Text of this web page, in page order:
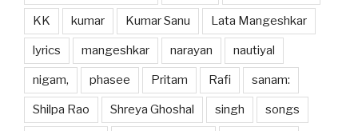
KK kumar Kumar Sanu Lata Mangeshkar
lyrics mangeshkar narayan nautiyal
nigam, phasee Pritam Rafi sanam:
Shilpa Rao Shreya Ghoshal singh songs